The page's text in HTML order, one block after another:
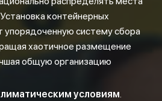
контейнерных
систему сбора
хаотичное размещение
общую организацию
условиям.